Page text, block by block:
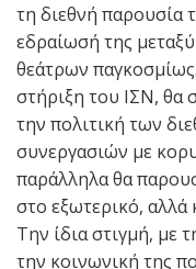
τη διεθνή παρουσία
εδραίωσή της
θεάτρων
στήριξη του ΙΣΝ, θα
την πολιτική των
συνεργασιών με
παράλληλα θα
στο εξωτερικό, αλλά
Την ίδια στιγμή, με
την κοινωνική της